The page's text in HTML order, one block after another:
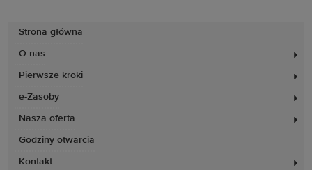
Strona główna
O nas
Pierwsze kroki
e-Zasoby
Nasza oferta
Godziny otwarcia
Kontakt